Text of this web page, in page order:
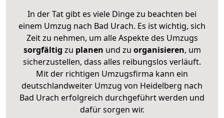
In der Tat gibt es viele Dinge zu beachten bei
einem Umzug nach Bad Urach. Es ist wichtig, sich
Zeit zu nehmen, um alle Aspekte des Umzugs
sorgfältig zu planen und zu organisieren, um
sicherzustellen, dass alles reibungslos verläuft.
Mit der richtigen Umzugsfirma kann ein
deutschlandweiter Umzug von Heidelberg nach
Bad Urach erfolgreich durchgeführt werden und
dafür sorgen wir.